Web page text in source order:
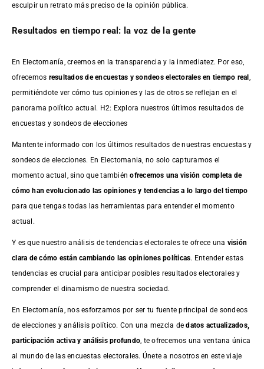
esculpir un retrato más preciso de la opinión pública.
Resultados en tiempo real: la voz de la gente
En Electomanía, creemos en la transparencia y la inmediatez. Por eso,
ofrecemos resultados deencuestas y sondeos electorales en tiempo real
permitiéndote ver cómo tus opiniones y las de otros se reflejan en el
panorama político actual. H2: Explora nuestros últimos resultados de
encuestas y sondeos de elecciones
Mantente informado con los últimos resultados de nuestras encuestasy
sondeos de elecciones. En Electomania, no solo capturamos el
momento actual, sino que tambiénofrecemos una visión completa de
cómo han evolucionado las opiniones y tendencias a lo largo del tiempo
para que tengas todas las herramientas para entender el momento
actual.
Y es que nuestro análisis de tendencias electorales te ofrece una visión
clara de cómo están cambiando las opiniones políticas. Entender estas
tendencias es crucial para anticipar posibles resultados electorales y
comprender el dinamismo de nuestra sociedad.
En Electomanía, nos esforzamos por ser tu fuente principal de sondeos
de elecciones y análisis político. Con una mezcla dedatos actualizados,
participación activa y análisis profundo , te ofrecemos una ventana única
al mundo de las encuestas electorales. Únete a nosotros en este viaje